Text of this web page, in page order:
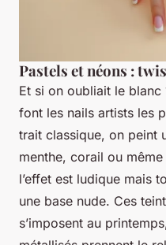
Pastels et néons :
Et si on oubliait le blanc
font les nails artists les
trait classique, on peint
menthe, corail ou
l’effet est ludique mais
une base nude. Ces
s’imposent au